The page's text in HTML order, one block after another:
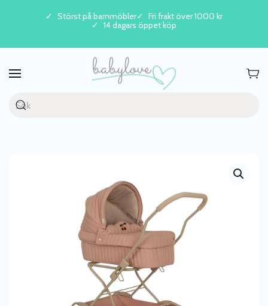
Skip to main content
Störst på barnmöbler
Fri frakt över 1000 kr
14 dagars öppet köp